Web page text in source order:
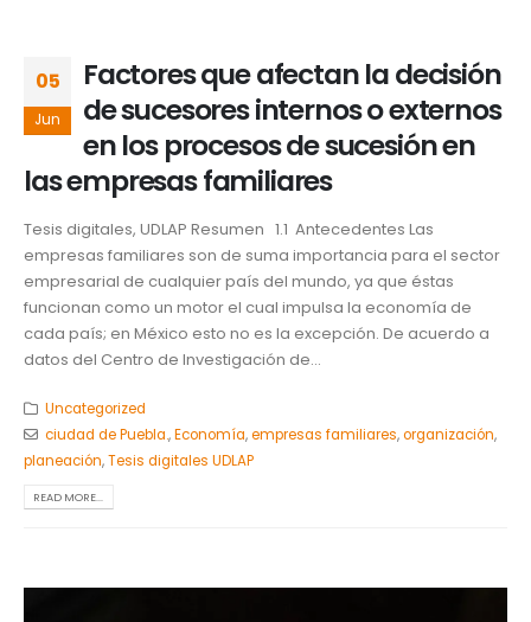
05
Jun
Factores que afectan la decisión
de sucesores internos o externos
en los procesos de sucesión en
las empresas familiares
Tesis digitales, UDLAP Resumen 1.1 Antecedentes Las
empresas familiares son de suma importancia para el sector
empresarial de cualquier país del mundo, ya que éstas
funcionan como un motor el cual impulsa la economía de
cada país; en México esto no es la excepción. De acuerdo a
datos del Centro de Investigación de...
Uncategorized
ciudad de Puebla.,Economía,empresas familiares,organización,
planeación,Tesis digitales UDLAP
READ MORE...